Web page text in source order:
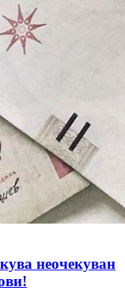
неочекуван